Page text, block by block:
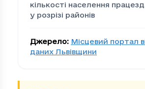
кількості населення
у розрізі районів
Джерело: Місцевий портал
даних Львівщини